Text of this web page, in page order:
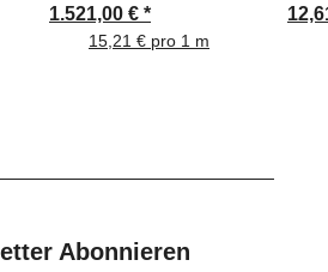
8 x 0,26 mm² | RJ45 /
RJ45, HICON auf
1.521,00 € *
15,21 € pro 1 m
Abonnieren